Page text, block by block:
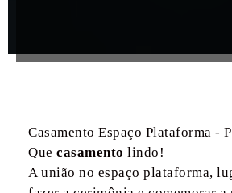
Casamento Espaço Plataforma -
Quecasamento lindo!
A união no espaço plataforma,